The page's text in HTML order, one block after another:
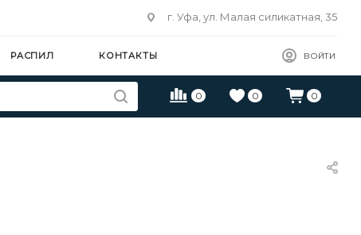
г. Уфа, ул. Малая силикатная, 35
ВОЙТИ
РАСПИЛ КОНТАКТЫ
0 0 0